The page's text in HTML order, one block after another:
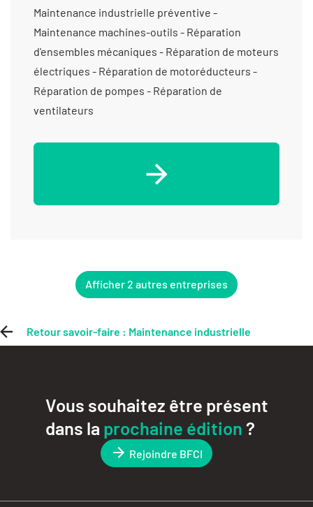
Maintenance industrielle préventive -
Maintenance machines-outils - Réparation
d'ensembles mécaniques - Réparation de moteurs
électriques - Réparation de motoréducteurs -
Réparation de pompes - Réparation de
ventilateurs
Afficher 2 autres entreprises
Retour savoir-faire : Maintenance industrielle
Vous souhaitez être présent
dans la prochaine édition?
Rejoindre BFCI